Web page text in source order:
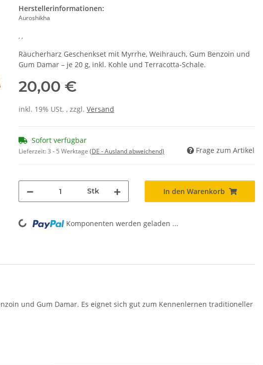
Herstellerinformationen:
Auroshikha
, ,
Räucherharz Geschenkset mit Myrrhe, Weihrauch, Gum Benzoin und
Gum Damar – je 20 g, inkl. Kohle und Terracotta-Schale.
20,00 €
inkl. 19% USt. , zzgl. Versand
Sofort verfügbar
Lieferzeit:3 - 5 Werktage (DE - Ausland abweichend) Frage zum Artikel
Stk In den Warenkorb
Loading... Komponenten werden geladen ...
und Gum Damar. Es eignet sich gut zum Kennenlernen traditioneller